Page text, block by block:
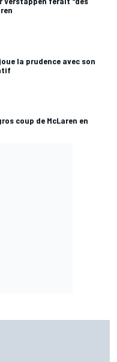
la prudence avec son
coup de McLaren en